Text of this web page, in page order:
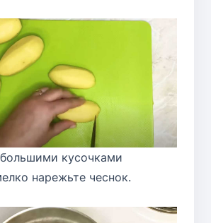
кусочками
нарежьте чеснок.